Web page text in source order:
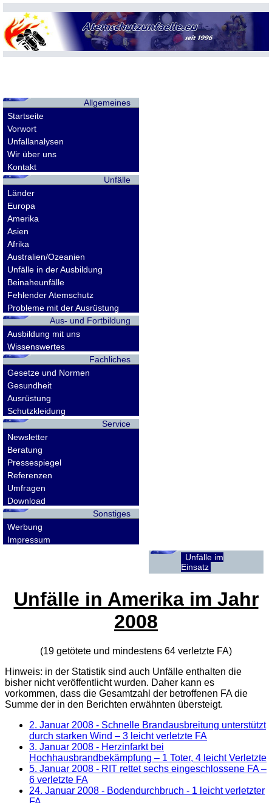
Allgemeines
Startseite
Vorwort
Unfallanalysen
Wir über uns
Kontakt
Unfälle
Länder
Europa
Amerika
Asien
Afrika
Australien/Ozeanien
Unfälle in der Ausbildung
Beinaheunfälle
Fehlender Atemschutz
Probleme mit der Ausrüstung
Aus- und Fortbildung
Ausbildung mit uns
Wissenswertes
Fachliches
Gesetze und Normen
Gesundheit
Ausrüstung
Schutzkleidung
Service
Newsletter
Beratung
Pressespiegel
Referenzen
Umfragen
Download
Sonstiges
Werbung
Impressum
Unfälle im
Einsatz
Unfälle in Amerika im Jahr
2008
(19 getötete und mindestens 64 verletzte FA)
Hinweis: in der Statistik sind auch Unfälle enthalten die
bisher nicht veröffentlicht wurden. Daher kann es
vorkommen, dass die Gesamtzahl der betroffenen FAdie
Summe der in den Berichten erwähnten übersteigt.
2. Januar 2008 - Schnelle Brandausbreitung unterstützt
durch starken Wind – 3 leicht verletzte FA
3. Januar 2008 - Herzinfarkt bei
Hochhausbrandbekämpfung – 1 Toter, 4 leicht Verletzte
5. Januar 2008 - RIT rettet sechs eingeschlossene FA –
6 verletzte FA
24. Januar 2008 - Bodendurchbruch - 1 leicht verletzter